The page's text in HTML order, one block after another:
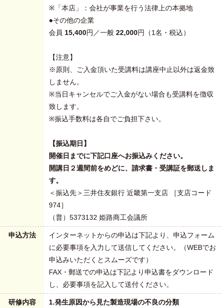
※「本店」：会社が事業を行う法律上の本拠地
●その他の企業
会員 15,400円／一般 22,000円（1名・税込）
【注意】
※原則、ご入金頂いた受講料は講座中止以外は返金致
しません。
※当日キャンセルでご入金がない場合も受講料を徴収
致します。
※振込手数料は各自でご負担下さい。
【振込期日】
開催日までに下記口座へお振込みください。
開講日２週間前をめどに、請求書・受講証を郵送しま
す。
＜振込先＞三井住友銀行 近畿第一支店 ［支店コード
974］
（普）5373132 姫路商工会議所
申込方法
インターネットからの申込は下記より、申込フォーム
に必要事項を入力して送信してください。（WEBでお
申込みいただくとスムーズです）
FAX・郵送での申込は下記より申込書をダウンロード
し、必要事項を記入して送付ください。
研修内容 1.発生原因から見た製造現場の不良の分類